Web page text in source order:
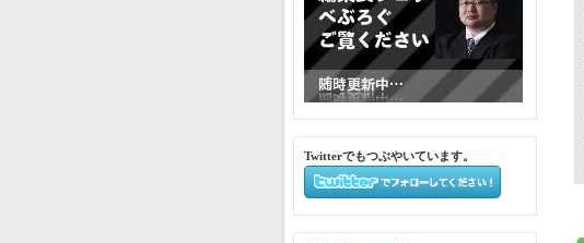
Twitterでもつぶやいています。